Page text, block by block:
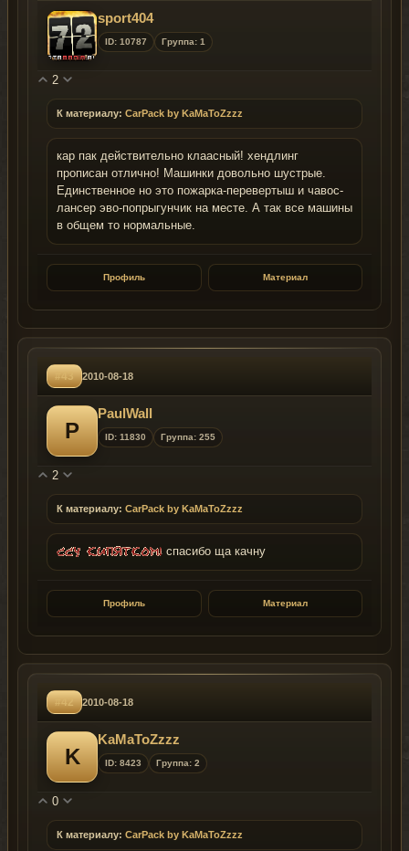
sport404
ID: 10787 Группа: 1
2
К материалу: CarPack by KaMaToZzzz
кар пак действительно клаасный! хендлинг
прописан отлично! Машинки довольно шустрые.
Единственное но это пожарка-перевертыш и чавос-
лансер эво-попрыгунчик на месте. А так все машины
в общем то нормальные.
Профиль Материал
#43 2010-08-18
P
PaulWall
ID: 11830 Группа: 255
2
К материалу: CarPack by KaMaToZzzz
спасибо ща качну
Профиль Материал
#42 2010-08-18
K
KaMaToZzzz
ID: 8423 Группа: 2
0
К материалу: CarPack by KaMaToZzzz